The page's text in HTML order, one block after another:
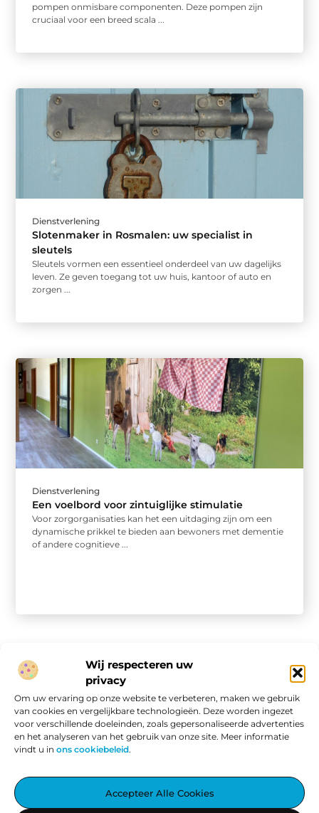
Wij respecteren uw
privacy
Om uw ervaring op onze website te verbeteren, maken we gebruik
van cookies en vergelijkbare technologieën. Deze worden ingezet
voor verschillende doeleinden, zoals gepersonaliseerde advertenties
en het analyseren van het gebruik van onze site. Meer informatie
vindt u in ons cookiebeleid.
Accepteer Alle Cookies
pompen onmisbare componenten. Deze pompen zijn
cruciaal voor een breed scala ...
Dienstverlening
Slotenmaker in Rosmalen: uw specialist in
sleutels
Sleutels vormen een essentieel onderdeel van uw dagelijks
leven. Ze geven toegang tot uw huis, kantoor of auto en
zorgen ...
Dienstverlening
Een voelbord voor zintuiglijke stimulatie
Voor zorgorganisaties kan het een uitdaging zijn om een
dynamische prikkel te bieden aan bewoners met dementie
of andere cognitieve ...
Aggiez.nl – Altijd Iets Interessants te Lezen.
Onze informatie